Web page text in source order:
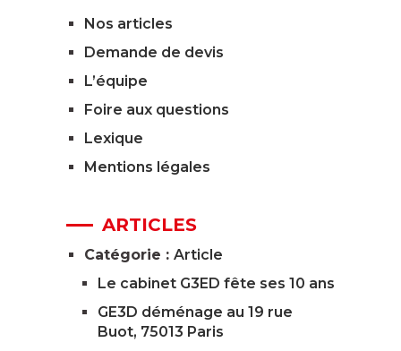
Nos articles
Demande de devis
L’équipe
Foire aux questions
Lexique
Mentions légales
ARTICLES
Catégorie : Article
Le cabinet G3ED fête ses 10 ans
GE3D déménage au 19 rue
Buot, 75013 Paris